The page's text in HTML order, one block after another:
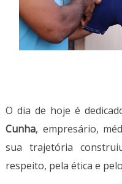
O dia de hoje é
Cunha, empresário,
sua trajetória
respeito, pela ética e